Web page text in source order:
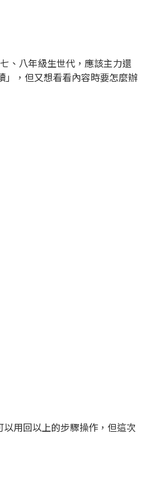
、八年級生世代，應該主力還
，但又想看看內容時要怎麼辦
用回以上的步驟操作，但這次